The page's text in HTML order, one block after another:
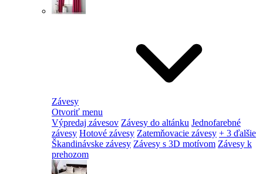
Závesy
Otvoriť menu
Výpredaj závesov Závesy do altánku Jednofarebné
závesy Hotové závesy Zatemňovacie závesy + 3 ďalšie
Škandinávske závesy Závesy s 3D motívom Závesy k
prehozom